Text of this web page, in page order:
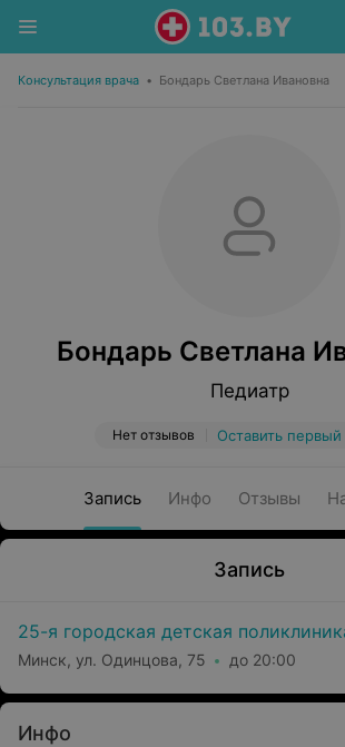
Консультация врача • Бондарь Светлана Ивановна
Бондарь Светлана
Педиатр
Нет отзывов Оставить первый
Запись Инфо Отзывы
Запись
25-я городская детская
Минск, ул. Одинцова, 75 до 20:00
Инфо